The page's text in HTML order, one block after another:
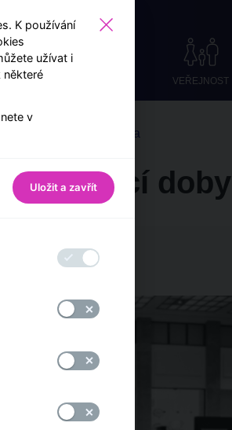
VEŘEJNOST
Návštěvnického centra
otevírací doby
K používání
užívat i
některé
v
Uložit a zavřít